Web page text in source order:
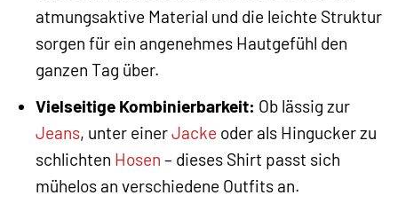
atmungsaktive Material und die leichte Struktur
sorgen für ein angenehmes Hautgefühl den
ganzen Tag über.
Vielseitige Kombinierbarkeit: Ob lässig zur
Jeans, unter einerJacke oder als Hingucker zu
schlichten Hosen – dieses Shirt passt sich
mühelos an verschiedene Outfits an.